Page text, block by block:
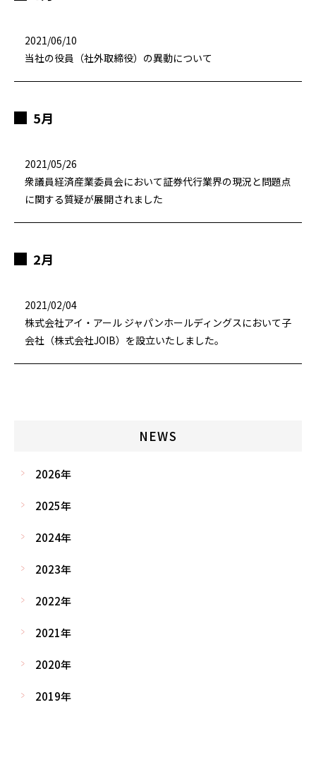
NEWS
2026年
2025年
2024年
2023年
2022年
2021年
2020年
2019年
2021/06/10
当社の役員（社外取締役）の異動について
5月
2021/05/26
衆議員経済産業委員会において証券代行業界の現況と問題点
に関する質疑が展開されました
2月
2021/02/04
株式会社アイ・アール ジャパンホールディングスにおいて子
会社（株式会社JOIB）を設立いたしました。